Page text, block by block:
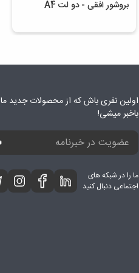
بروشور افقی - دو لت A4
اولین نفری باش که از محصولات جدید ما
باخبر میشی!
ما را در شبکه های
اجتماعی دنبال کنید